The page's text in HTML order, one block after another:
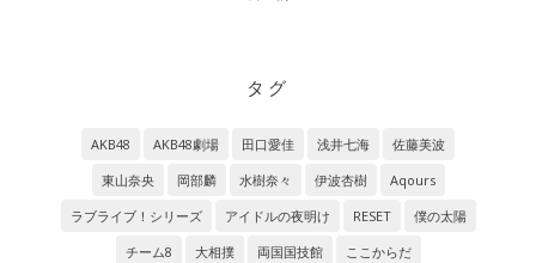
タグ
AKB48 AKB48劇場 田口愛佳 浅井七海
佐藤美波
東山奈央
岡部麟 水樹奈々 伊波杏樹
Aqours
ラブライブ！シリーズ
アイドルの夜明け RESET
僕の太陽
チーム8
大相撲 両国国技館
ここからだ